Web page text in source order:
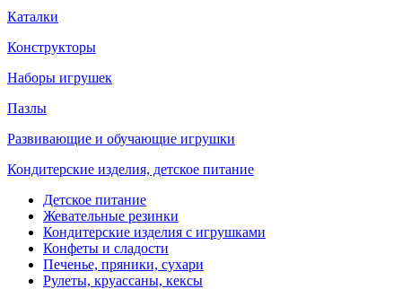
Каталки
Конструкторы
Наборы игрушек
Пазлы
Развивающие и обучающие игрушки
Кондитерские изделия, детское питание
Детское питание
Жевательные резинки
Кондитерские изделия с игрушками
Конфеты и сладости
Печенье, пряники, сухари
Рулеты, круассаны, кексы